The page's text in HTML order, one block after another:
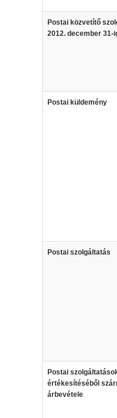
Postai közvetítő
2012. december 31-
Postai küldemény
Postai szolgáltatás
Postai
értékesítéséből
árbevétele